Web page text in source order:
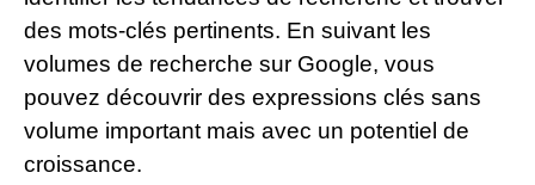
des mots-clés pertinents. En suivant les
volumes de recherche sur Google, vous
pouvez découvrir des expressions clés sans
volume important mais avec un potentiel de
croissance.